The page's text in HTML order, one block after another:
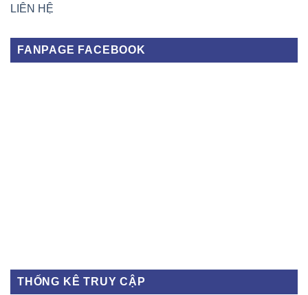
LIÊN HỆ
FANPAGE FACEBOOK
THỐNG KÊ TRUY CẬP